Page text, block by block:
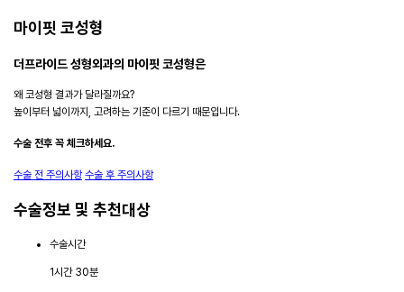
마이핏 코성형
더프라이드 성형외과의 마이핏 코성형은
왜 코성형 결과가 달라질까요?
높이부터 넓이까지, 고려하는 기준이 다르기 때문입니다.
수술 전후 꼭 체크하세요.
수술 전 주의사항 수술 후 주의사항
수술정보 및 추천대상
수술시간
1시간 30분